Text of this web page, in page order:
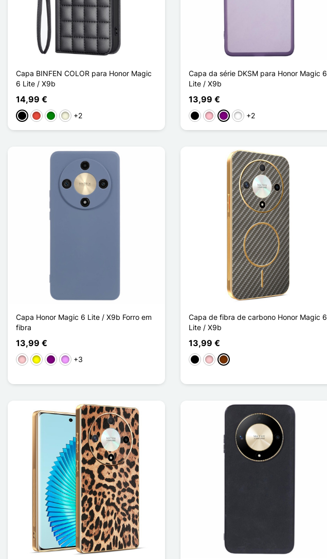
Capa BINFEN COLOR para Honor Magic
6 Lite / X9b
14,99 €
PretoVermelho
VerdeBege+2
Capa da série DKSM para Honor Magic 6
Lite / X9b
13,99 €
Noir Transparent
Rose Transparent
Violet Transparent
Cyan Transparent
+2
Capa Honor Magic 6 Lite / X9b Forro em
fibra
13,99 €
RosaAmareloPúrpuraVioleta ligeira
+3
Capa de fibra de carbono Honor Magic 6
Lite / X9b
13,99 €
PretoRosaCafé